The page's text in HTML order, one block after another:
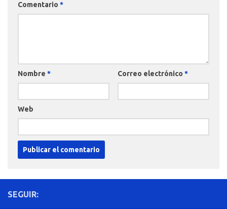
Comentario *
Nombre * Correo electrónico *
Web
SEGUIR: